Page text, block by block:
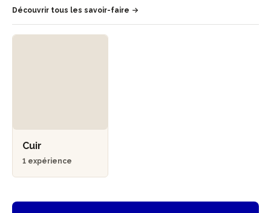
Découvrir tous les savoir-faire
Cuir
1 expérience